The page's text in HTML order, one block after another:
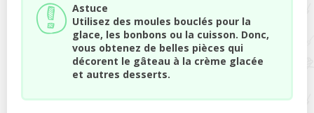
Astuce
Utilisez des moules bouclés pour la
glace, les bonbons ou la cuisson. Donc,
vous obtenez de belles pièces qui
décorent le gâteau à la crème glacée
et autres desserts.